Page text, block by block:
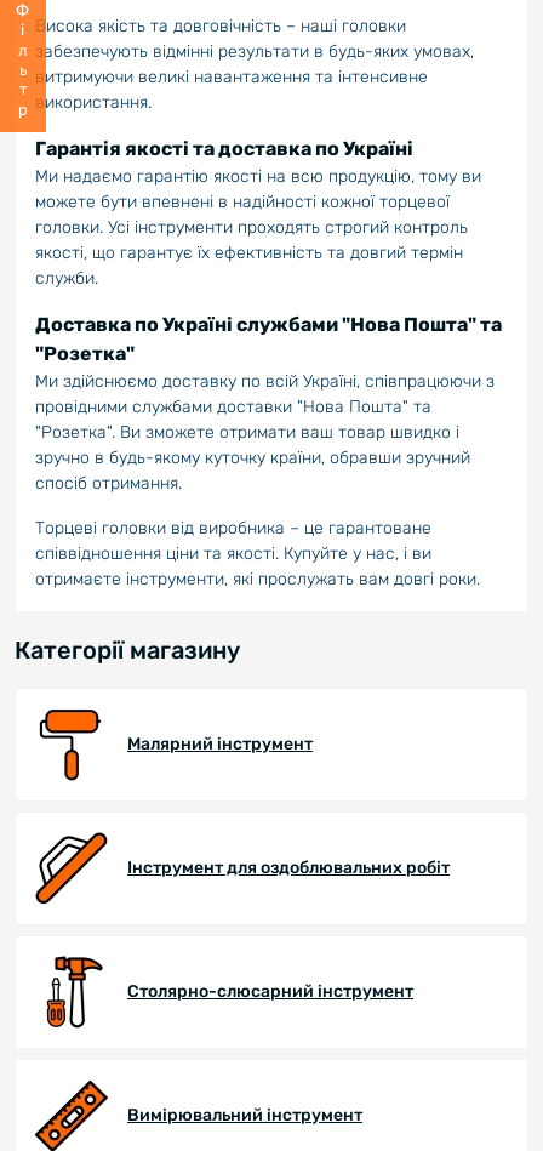
Фільтр Висока якість та довговічність – наші головки
забезпечують відмінні результати в будь-яких умовах,
витримуючи великі навантаження та інтенсивне
використання.
Гарантія якості та доставка по Україні
Ми надаємо гарантію якості на всю продукцію, тому ви
можете бути впевнені в надійності кожної торцевої
головки. Усі інструменти проходять строгий контроль
якості, що гарантує їх ефективність та довгий термін
служби.
Доставка по Україні службами "Нова Пошта" та
"Розетка"
Ми здійснюємо доставку по всій Україні, співпрацюючи з
провідними службами доставки "Нова Пошта" та
"Розетка". Ви зможете отримати ваш товар швидко і
зручно в будь-якому куточку країни, обравши зручний
спосіб отримання.
Торцеві головки від виробника – це гарантоване
співвідношення ціни та якості. Купуйте у нас, і ви
отримаєте інструменти, які прослужать вам довгі роки.
Категорії магазину
Малярний інструмент
Інструмент для оздоблювальних робіт
Столярно-слюсарний інструмент
Вимірювальний інструмент